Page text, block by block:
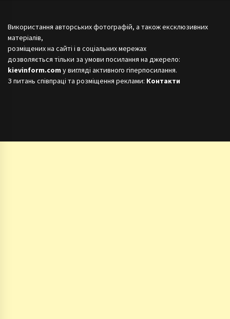
Використання авторських фотографій, а також ексклюзивних
матеріалів,
розміщених на сайті і в соціальних мережах
дозволяється тільки за умови посилання на джерело:
kievinform.com у вигляді активного гіперпосилання.
З питань співпраці та розміщення реклами: Контакти